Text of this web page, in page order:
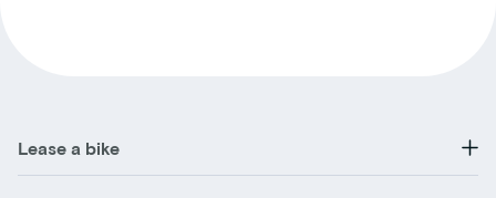
Lease a bike